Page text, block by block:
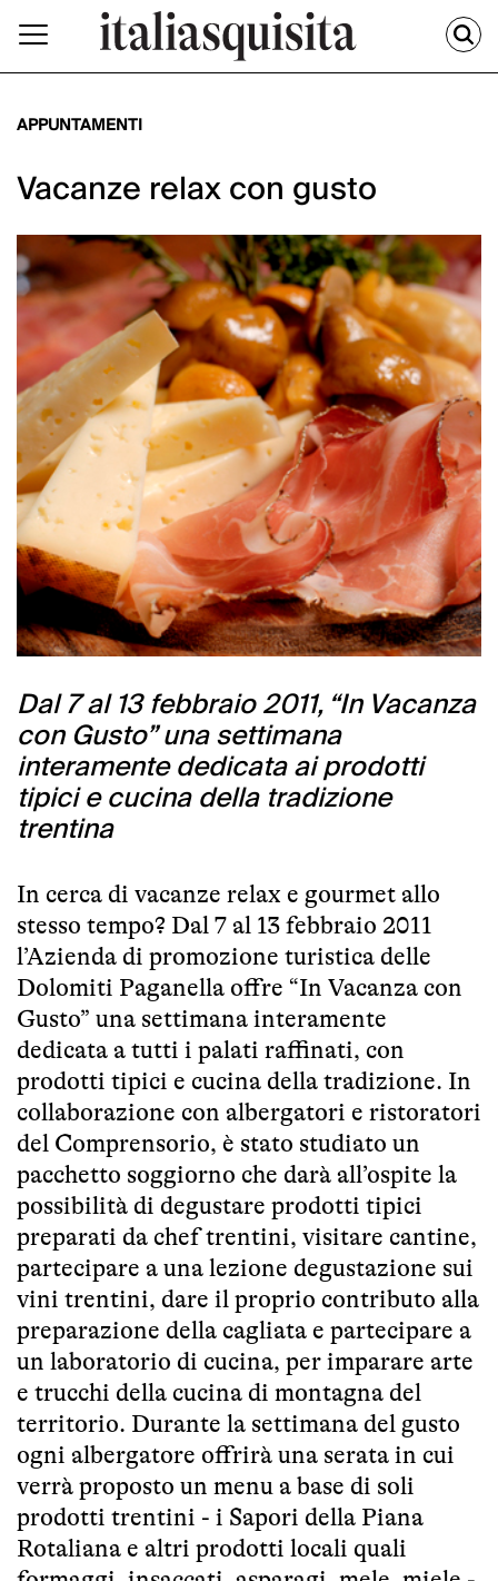
APPUNTAMENTI
Vacanze relax con gusto
Dal 7 al 13 febbraio 2011, “In Vacanza
con Gusto” una settimana
interamente dedicata ai prodotti
tipici e cucina della tradizione
trentina
In cerca di vacanze relax e gourmet allo
stesso tempo? Dal 7 al 13 febbraio 2011
l’Azienda di promozione turistica delle
Dolomiti Paganella offre “In Vacanza con
Gusto” una settimana interamente
dedicata a tutti i palati raffinati, con
prodotti tipici e cucina della tradizione. In
collaborazione con albergatori e ristoratori
del Comprensorio, è stato studiato un
pacchetto soggiorno che darà all’ospite la
possibilità di degustare prodotti tipici
preparati da chef trentini, visitare cantine,
partecipare a una lezione degustazione sui
vini trentini, dare il proprio contributo alla
preparazione della cagliata e partecipare a
un laboratorio di cucina, per imparare arte
e trucchi della cucina di montagna del
territorio. Durante la settimana del gusto
ogni albergatore offrirà una serata in cui
verrà proposto un menu a base di soli
prodotti trentini - i Sapori della Piana
Rotaliana e altri prodotti locali quali